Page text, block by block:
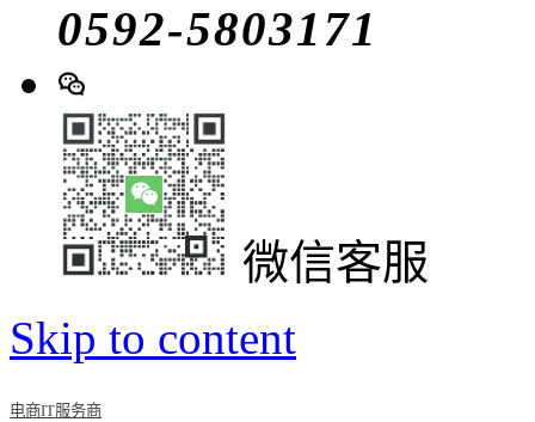
0592-5803171
微信客服
Skip to content
电商IT服务商